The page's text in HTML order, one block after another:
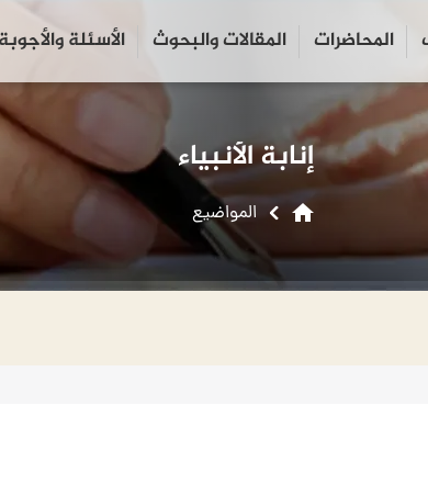
المحاضرات المقالات والبحوث الأسئلة والأجوبة search
close
إنابة الأنبياء
home المواضیع